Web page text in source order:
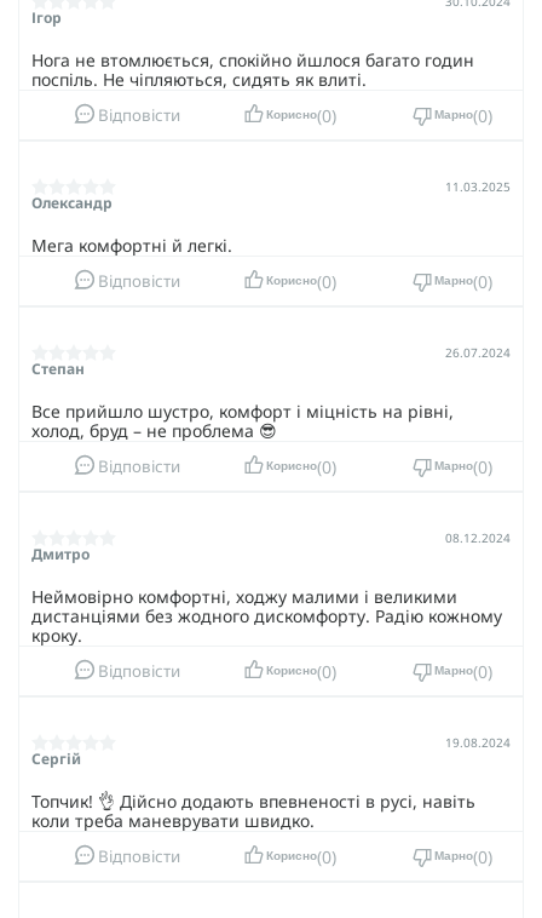
Quest 4D GTX Forces 2 зробити ваше життя комфортнішим.
Ігор
Нога не втомлюється, спокійно йшлося багато годин
поспіль. Не чіпляються, сидять як влиті.
Відповісти Корисно 0 Марно 0
Олександр
11.03.2025
Мега комфортні й легкі.
Відповісти Корисно 0 Марно 0
Степан
26.07.2024
Все прийшло шустро, комфорт і міцність на рівні,
холод, бруд – не проблема 😎
Відповісти Корисно 0 Марно 0
Дмитро
08.12.2024
Неймовірно комфортні, ходжу малими і великими
дистанціями без жодного дискомфорту. Радію кожному
кроку.
Відповісти Корисно 0 Марно 0
Сергій
19.08.2024
Топчик! 👌 Дійсно додають впевненості в русі, навіть
коли треба маневрувати швидко.
Відповісти Корисно 0 Марно 0